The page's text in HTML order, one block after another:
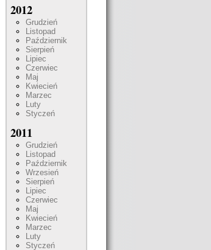
2012
Grudzień
Listopad
Październik
Sierpień
Lipiec
Czerwiec
Maj
Kwiecień
Marzec
Luty
Styczeń
2011
Grudzień
Listopad
Październik
Wrzesień
Sierpień
Lipiec
Czerwiec
Maj
Kwiecień
Marzec
Luty
Styczeń